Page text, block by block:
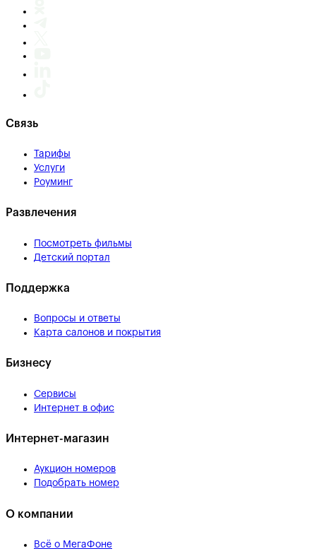
Связь
Тарифы
Услуги
Роуминг
Развлечения
Посмотреть фильмы
Детский портал
Поддержка
Вопросы и ответы
Карта салонов и покрытия
Бизнесу
Сервисы
Интернет в офис
Интернет-магазин
Аукцион номеров
Подобрать номер
О компании
Всё о МегаФоне